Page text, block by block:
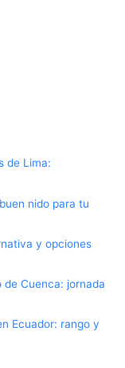
de Lima:
nido para tu
y opciones
de Cuenca: jornada
Ecuador: rango y